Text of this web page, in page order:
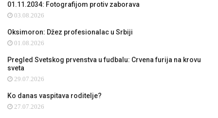
01.11.2034: Fotografijom protiv zaborava
03.08.2026
Oksimoron: Džez profesionalac u Srbiji
01.08.2026
Pregled Svetskog prvenstva u fudbalu: Crvena furija na krovu
sveta
29.07.2026
Ko danas vaspitava roditelje?
27.07.2026